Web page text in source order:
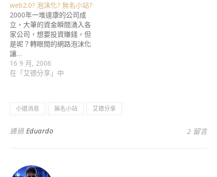
web2.0? 泡沫化? 無名小站?
2000年一堆達康的公司成
立，大筆的資金瞬間湧入各
家公司，想要投資賺錢，但
是呢？轉眼間的網路泡沫化
讓…
16 9 月, 2006
在「艾德分享」中
小道消息 無名小站 艾德分享
通過 Eduardo 2 留言